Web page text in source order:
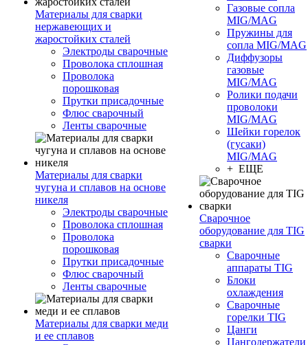
Материалы для сварки
нержавеющих и
жаростойких сталей
Электроды сварочные
Проволока сплошная
Проволока
порошковая
Прутки присадочные
Флюс сварочный
Ленты сварочные
Материалы для сварки
чугуна и сплавов на основе
никеля
Электроды сварочные
Проволока сплошная
Проволока
порошковая
Прутки присадочные
Флюс сварочный
Ленты сварочные
Материалы для сварки меди
и ее сплавов
Газовые сопла
MIG/MAG
Пружины для
сопла MIG/MAG
Диффузоры
газовые
MIG/MAG
Ролики подачи
проволоки
MIG/MAG
Шейки горелок
(гусаки)
MIG/MAG
+ ЕЩЕ
Сварочное
оборудование для TIG
сварки
Сварочные
аппараты TIG
Блоки
охлаждения
Сварочные
горелки TIG
Цанги
Цангодержатели